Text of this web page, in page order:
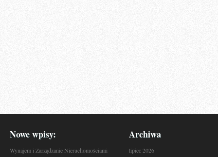
Nowe wpisy:
Wynajem i Zarządzanie Nieruchomościami
Archiwa
lipiec 2026